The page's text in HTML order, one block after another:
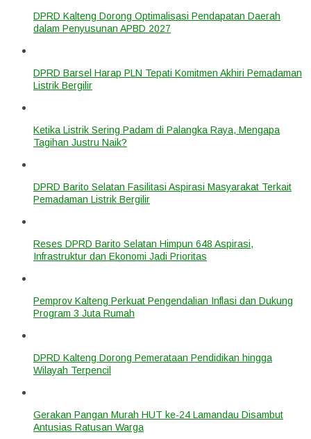
DPRD Kalteng Dorong Optimalisasi Pendapatan Daerah
dalam Penyusunan APBD 2027
DPRD Barsel Harap PLN Tepati Komitmen Akhiri Pemadaman
Listrik Bergilir
Ketika Listrik Sering Padam di Palangka Raya, Mengapa
Tagihan Justru Naik?
DPRD Barito Selatan Fasilitasi Aspirasi Masyarakat Terkait
Pemadaman Listrik Bergilir
Reses DPRD Barito Selatan Himpun 648 Aspirasi,
Infrastruktur dan Ekonomi Jadi Prioritas
Pemprov Kalteng Perkuat Pengendalian Inflasi dan Dukung
Program 3 Juta Rumah
DPRD Kalteng Dorong Pemerataan Pendidikan hingga
Wilayah Terpencil
Gerakan Pangan Murah HUT ke-24 Lamandau Disambut
Antusias Ratusan Warga